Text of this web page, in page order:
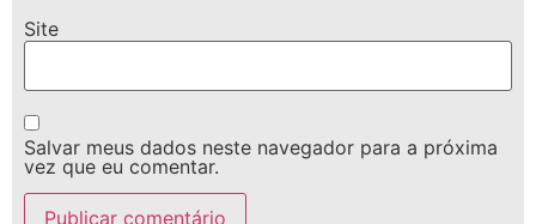
Site
Salvar meus dados neste navegador para a próxima
vez que eu comentar.